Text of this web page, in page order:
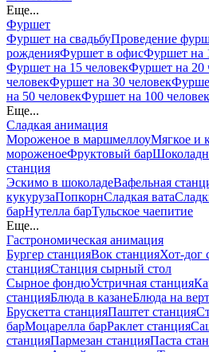
Еще...
Фуршет
Фуршет на свадьбуПроведение
рожденияФуршет в офисФуршет на
Фуршет на 15 человекФуршет на 20
человекФуршет на 30 человек
на 50 человекФуршет на 100 человек
Еще...
Сладкая анимация
Мороженое в маршмеллоуМягкое и
мороженоеФруктовый бар
станция
Эскимо в шоколадеВафельная
кукурузаПопкорнСладкая вата
барНутелла барТульское чаепитие
Еще...
Гастрономическая анимация
Бургер станцияВок станцияХот-дог
станцияСтанция сырный стол
Сырное фондюУстричная станция
станцияБлюда в казанеБлюда на
Брускетта станцияПаштет станция
барМоцарелла барРаклет станция
станцияПармезан станцияПаста